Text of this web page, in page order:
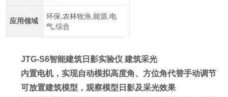
应用领域
环保,农林牧渔,能源,电
气,综合
JTG-S6智能建筑日影实验仪 建筑采光
内置电机，实现自动模拟高度角、方位角代替手动调节
可放置建筑模型，观察模型日影及采光效果